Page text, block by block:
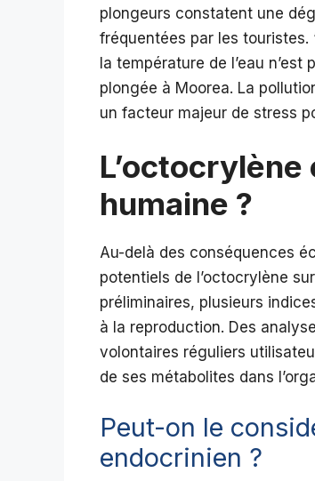
plongeurs constatent une
fréquentées par les
la température de l’eau
plongée à Moorea. La
un facteur majeur de stress
humaine ?
Au-delà des conséquences
potentiels de l’octocrylène
préliminaires, plusieurs
à la reproduction. Des
volontaires réguliers
de ses métabolites dans
Peut-on le
endocrinien ?